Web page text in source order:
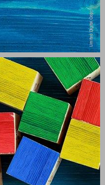
חלק 1: מדריך ההורים לחינוך מונטסורי ... 13